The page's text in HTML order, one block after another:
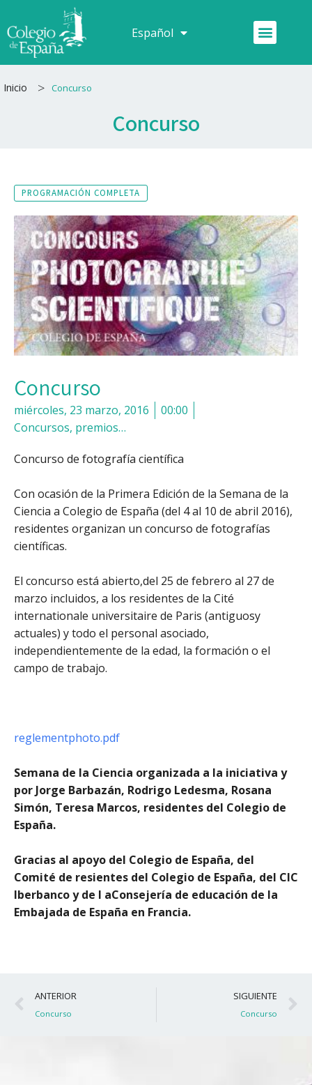
al
contenido
Español
Français Menú
Inicio > Concurso
Concurso
PROGRAMACIÓN COMPLETA
Concurso
miércoles, 23 marzo, 2016
00:00
Concursos, premios…
Concurso de fotografía científica
Con ocasión de la Primera Edición de la Semana de la
Ciencia a Colegio de España (del 4 al 10 de abril 2016),
residentes organizan un concurso de fotografías
científicas.
El concurso está abierto,del 25 de febrero al 27 de
marzo incluidos, a los residentes de la Cité
internationale universitaire de Paris (antiguosy
actuales) y todo el personal asociado,
independientemente de la edad, la formación o el
campo de trabajo.
reglementphoto.pdf
Semana de la Ciencia organizada a la iniciativa y
por Jorge Barbazán, Rodrigo Ledesma, Rosana
Simón, Teresa Marcos, residentes del Colegio de
España.
Gracias al apoyo del Colegio de España, del
Comité de resientes del Colegio de España, del CIC
Iberbanco y de l aConsejería de educación de la
Embajada de España en Francia.
Ant
ANTERIOR
Concurso
SIGUIENTE
Concurso